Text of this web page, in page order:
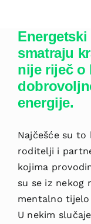
smatraju
nije riječ o
energije.
Najčešće su to
roditelji i
kojima
su se iz nekog
mentalno
U nekim